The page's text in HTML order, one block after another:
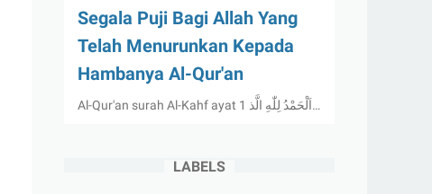
Segala Puji Bagi Allah Yang
Telah Menurunkan Kepada
Hambanya Al-Qur'an
Al-Qur'an surah Al-Kahf ayat 1 اَلْحَمْدُ لِلّٰهِ الَّذ…
LABELS